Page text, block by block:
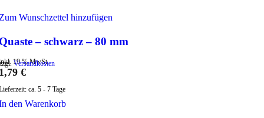
Wunschzettel hinzufügen
– schwarz – 80 mm
19 % MwSt.
Versandkosten
€
ca. 5 - 7 Tage
den Warenkorb